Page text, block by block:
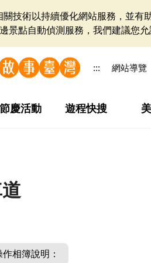
技術以持續優化網站服務，並有
景點自動偵測服務，我們建議您
::: 網站導覽
節慶活動 遊程快搜
相簿說明：